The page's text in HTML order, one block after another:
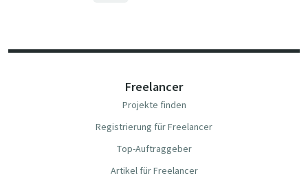
Freelancer
Projekte finden
Registrierung für Freelancer
Top-Auftraggeber
Artikel für Freelancer